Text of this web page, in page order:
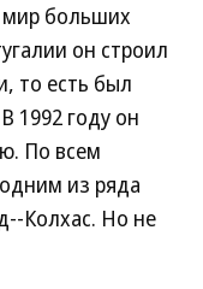
мир больших
он строил
то есть был
1992 году он
По всем
из ряда
Колхас. Но не